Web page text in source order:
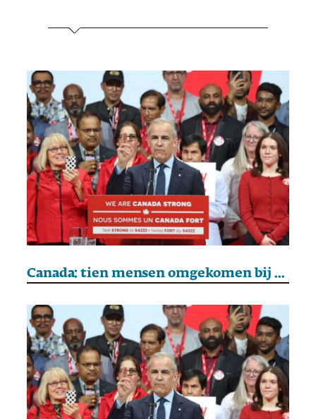
Canada: tien mensen omgekomen bij een schietpartij